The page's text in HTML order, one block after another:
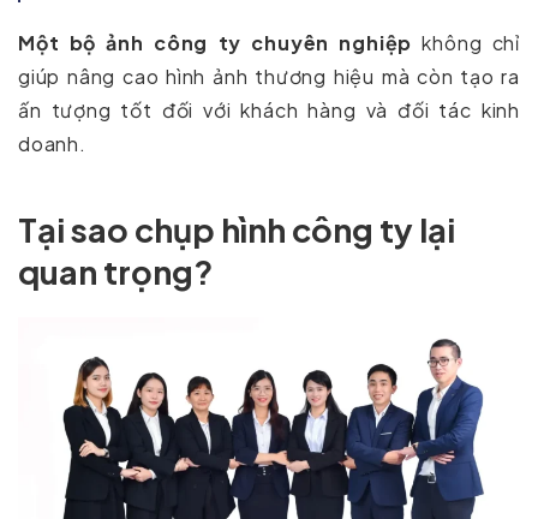
Một bộ ảnh công ty chuyên nghiệp không chỉ
giúp nâng cao hình ảnh thương hiệu mà còn tạo ra
ấn tượng tốt đối với khách hàng và đối tác kinh
doanh.
Tại sao chụp hình công ty lại
quan trọng?